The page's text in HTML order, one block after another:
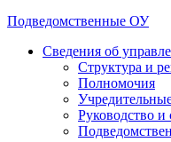
Подведомственные ОУ
Сведения об
Структура и
Полномочия
Руководство и